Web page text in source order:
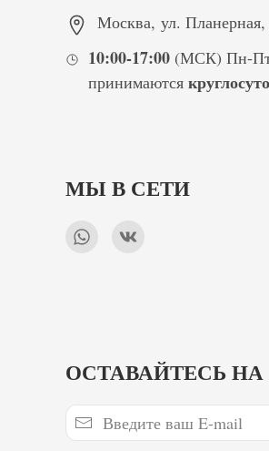
Москва, ул.
10:00-17:00(МСК) Пн-
принимаются
МЫ В СЕТИ
ОСТАВАЙТЕСЬ НА